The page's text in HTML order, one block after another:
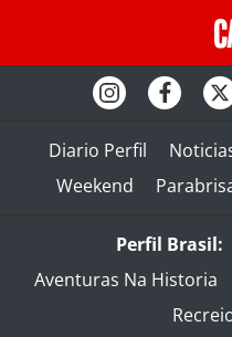
Diario Perfil
Weekend
Perfil Brasil:
Aventuras Na Historia